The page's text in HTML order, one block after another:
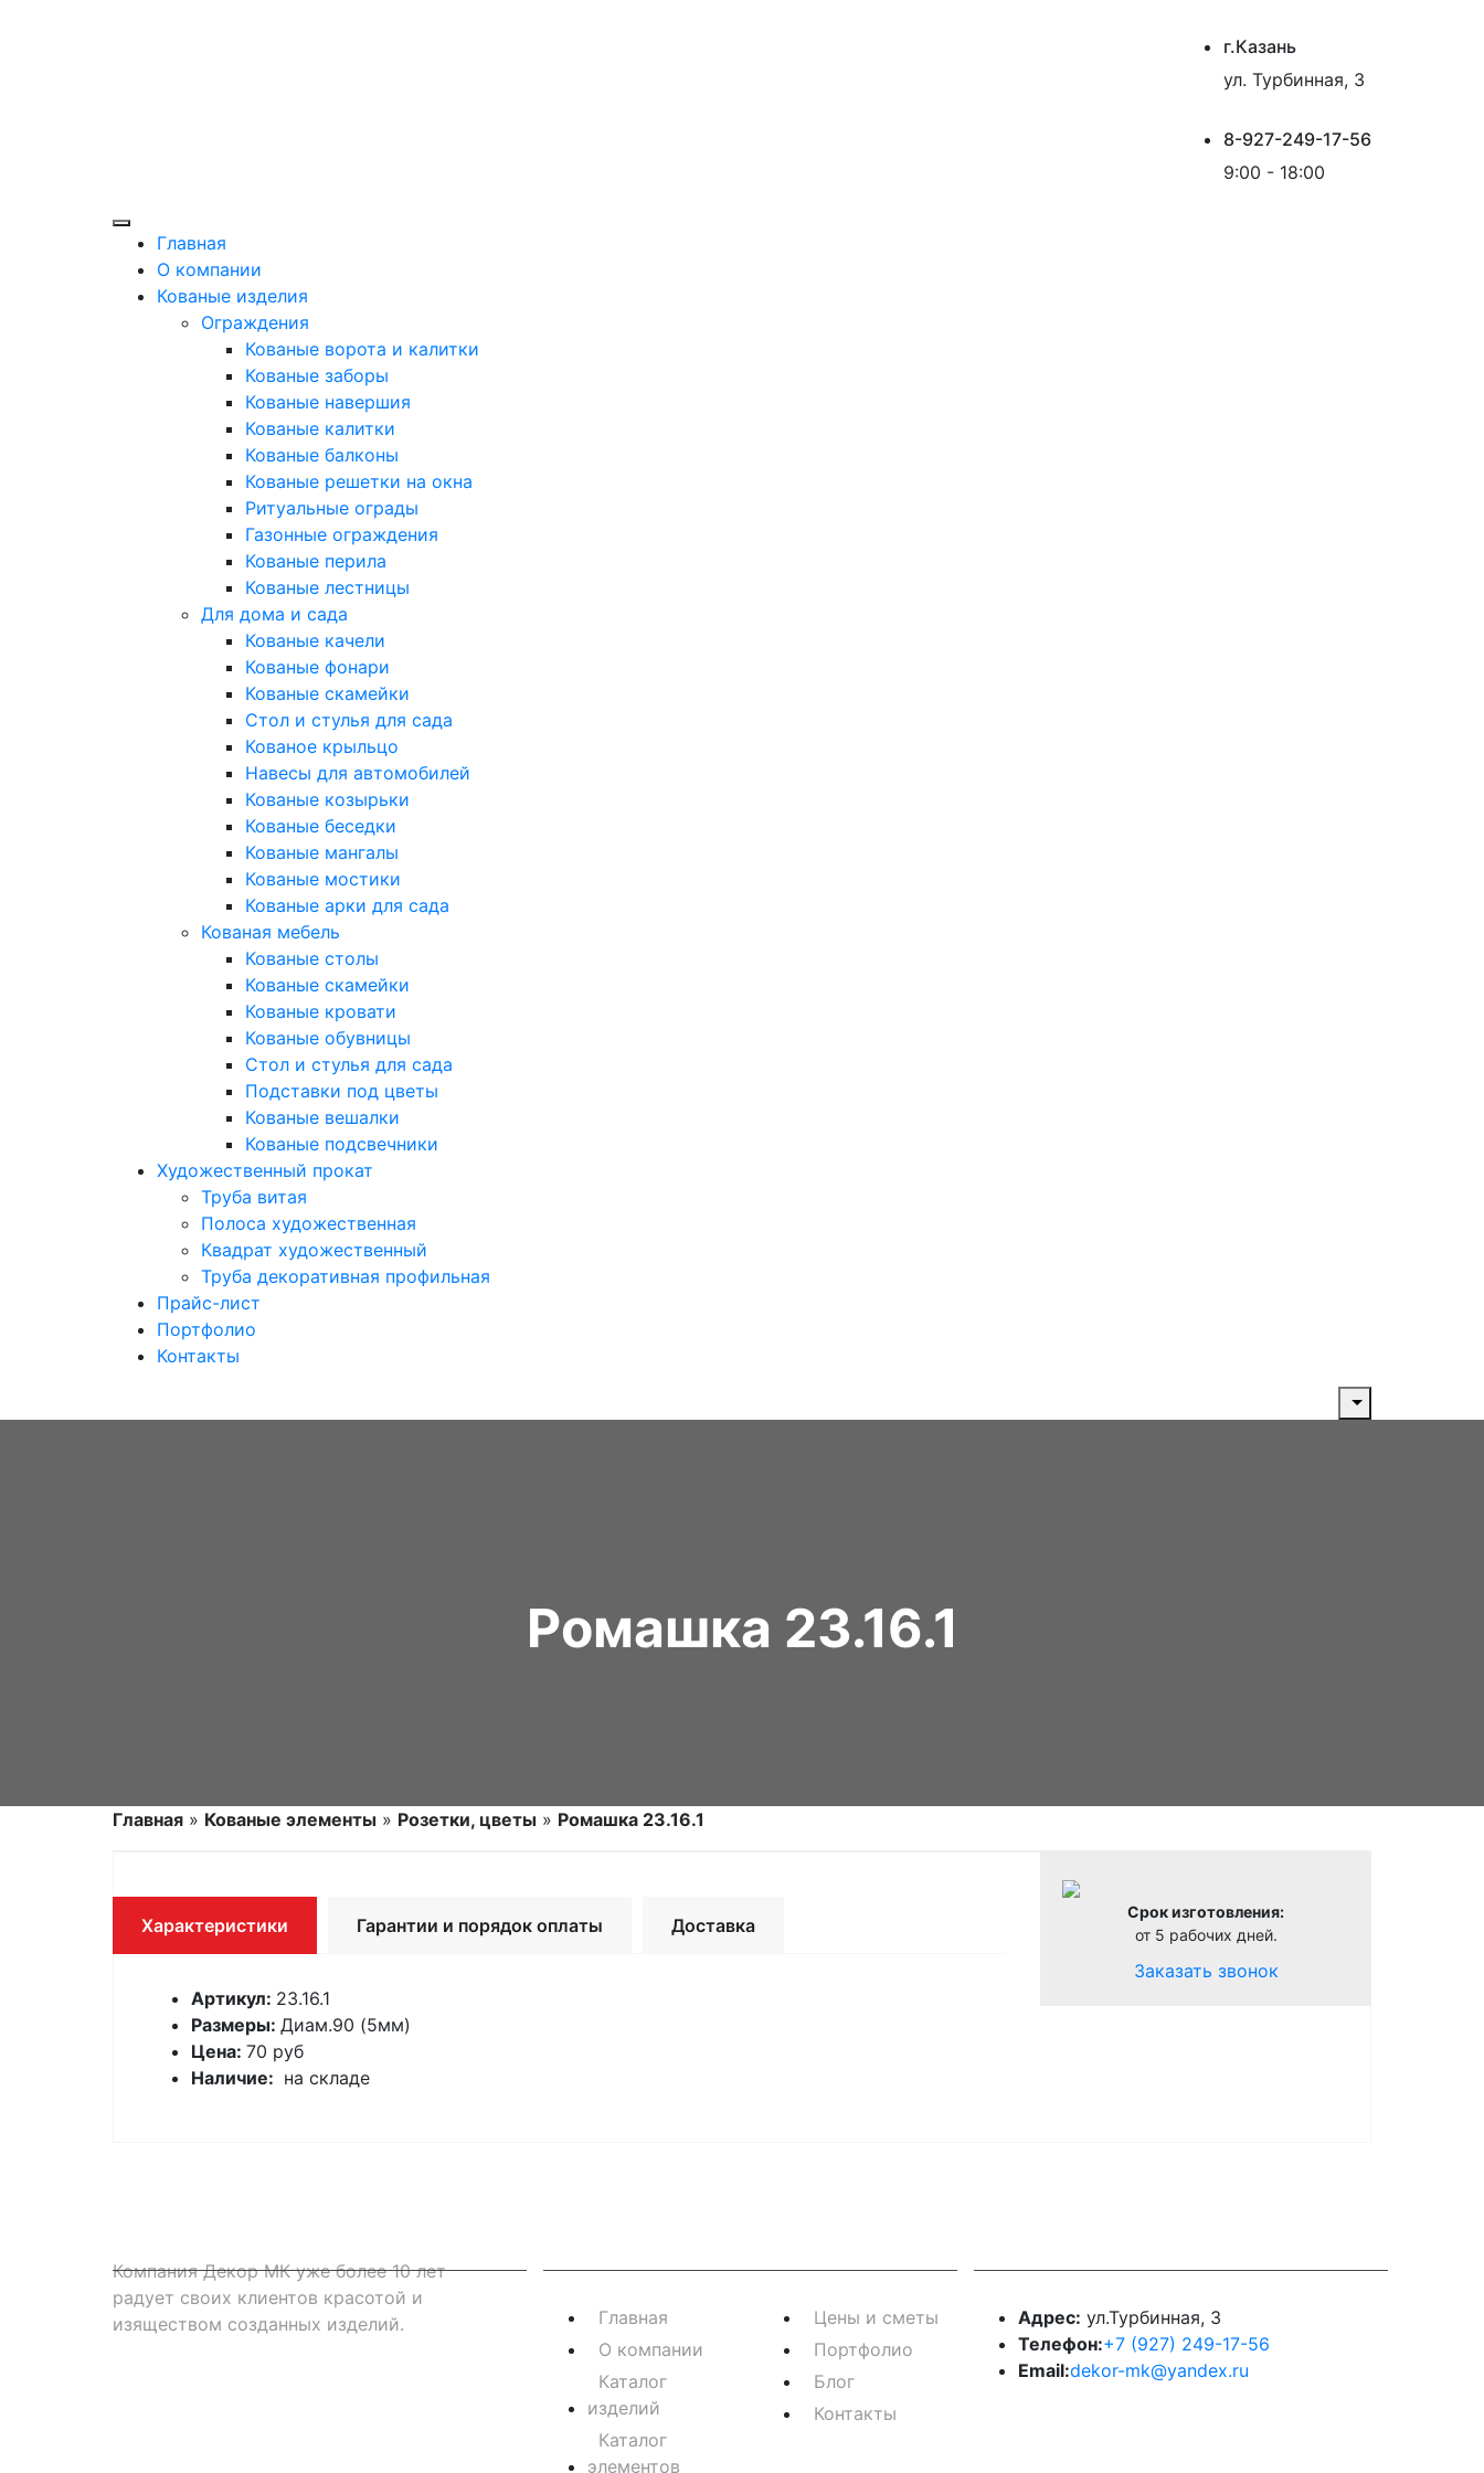
г.Казань
ул. Турбинная, 3
8-927-249-17-56
9:00 - 18:00
Главная
О компании
Кованые изделия
Ограждения
Кованые ворота и калитки
Кованые заборы
Кованые навершия
Кованые калитки
Кованые балконы
Кованые решетки на окна
Ритуальные ограды
Газонные ограждения
Кованые перила
Кованые лестницы
Для дома и сада
Кованые качели
Кованые фонари
Кованые скамейки
Стол и стулья для сада
Кованое крыльцо
Навесы для автомобилей
Кованые козырьки
Кованые беседки
Кованые мангалы
Кованые мостики
Кованые арки для сада
Кованая мебель
Кованые столы
Кованые скамейки
Кованые кровати
Кованые обувницы
Стол и стулья для сада
Подставки под цветы
Кованые вешалки
Кованые подсвечники
Художественный прокат
Труба витая
Полоса художественная
Квадрат художественный
Труба декоративная профильная
Прайс-лист
Портфолио
Контакты
Ромашка 23.16.1
Главная » Кованые элементы » Розетки, цветы » Ромашка 23.16.1
Срок изготовления:
от 5 рабочих дней.
Заказать звонок
Характеристики Гарантии и порядок оплаты Доставка
Артикул: 23.16.1
Размеры: Диам.90 (5мм)
Цена: 70 руб
Наличие: на складе
Компания Декор МК уже более 10 лет
радует своих клиентов красотой и
изяществом созданных изделий.
Главная
О компании
Каталог
изделий
Каталог
элементов
Цены и сметы
Портфолио
Блог
Контакты
Адрес: ул.Турбинная, 3
Телефон:+7 (927) 249-17-56
Email:dekor-mk@yandex.ru